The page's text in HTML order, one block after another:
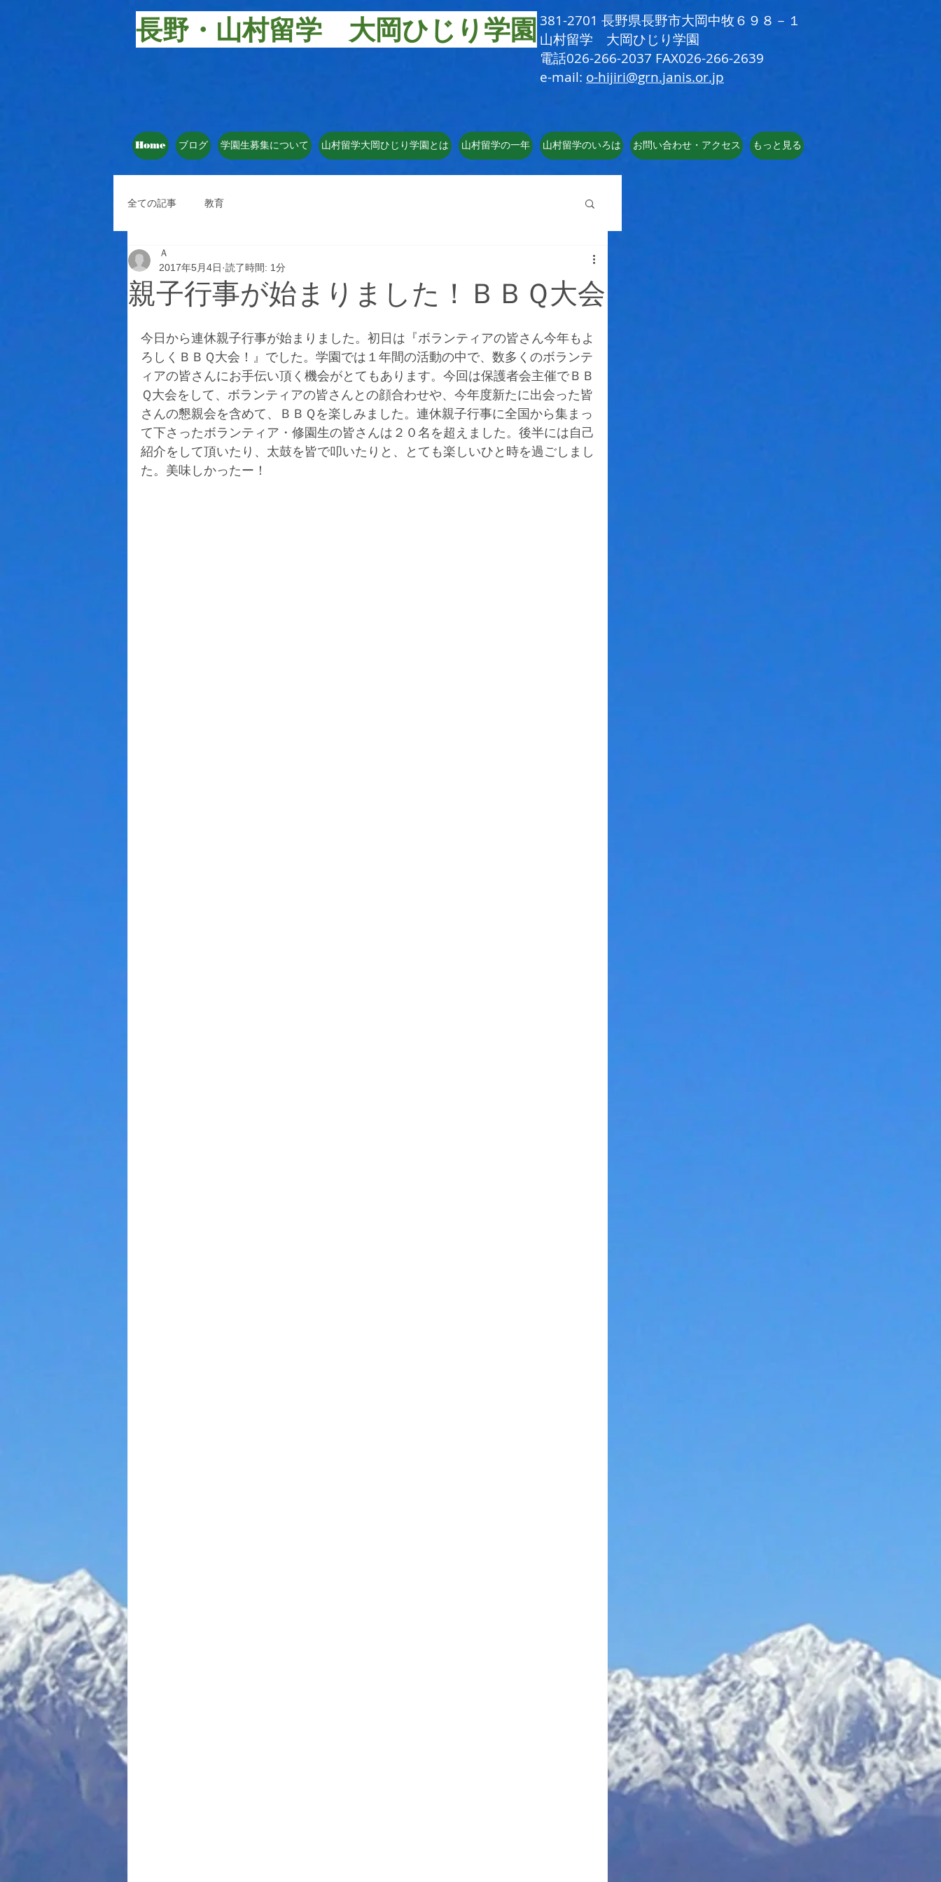
長野・山村留学 大岡ひじり学園381-2701 長野県長野市大岡中牧６９８－１
​山村留学 大岡ひじり学園
電話026-266-2037 FAX026-266-2639
e-mail: o-hijiri@grn.janis.or.jp
Home ブログ 学園生募集について 山村留学大岡ひじり学園とは 山村留学の一年 山村留学のいろは お問い合わせ・アクセス もっと見る
全ての記事 教育
親子行事が始まりました！ＢＢＱ大会
Ａ
2017年5月4日 読了時間: 1分
今日から連休親子行事が始まりました。初日は『ボランティアの皆さん今年もよ
ろしくＢＢＱ大会！』でした。学園では１年間の活動の中で、数多くのボランテ
ィアの皆さんにお手伝い頂く機会がとてもあります。今回は保護者会主催でＢＢ
Ｑ大会をして、ボランティアの皆さんとの顔合わせや、今年度新たに出会った皆
さんの懇親会を含めて、ＢＢＱを楽しみました。連休親子行事に全国から集まっ
て下さったボランティア・修園生の皆さんは２０名を超えました。後半には自己
紹介をして頂いたり、太鼓を皆で叩いたりと、とても楽しいひと時を過ごしまし
た。美味しかったー！